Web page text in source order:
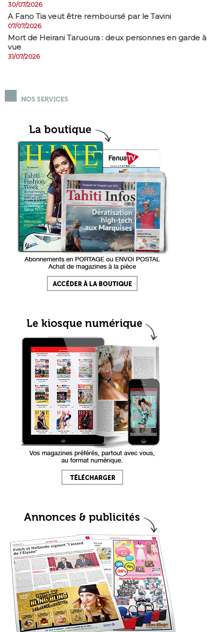
30/07/2026
A Fano Tia veut être remboursé par le Tavini
07/07/2026
Mort de Heirani Taruoura : deux personnes en garde à
vue
31/07/2026